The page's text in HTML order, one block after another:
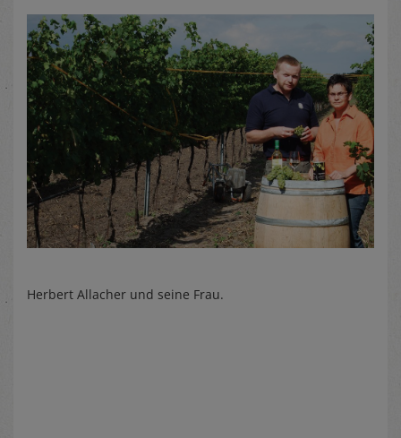
Herbert Allacher und seine Frau.